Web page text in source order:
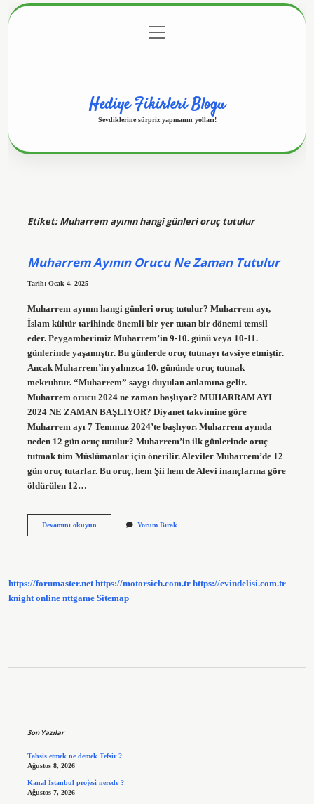
Gizlilik Politikası
menüyü
aç
Hediye Fikirleri Blogu
Sevdiklerine sürpriz yapmanın yolları!
Etiket:Muharrem ayının hangi günleri oruç tutulur
Muharrem Ayının Orucu Ne Zaman Tutulur
Tarih: Ocak 4, 2025
Muharrem ayının hangi günleri oruç tutulur? Muharrem ayı,
İslam kültür tarihinde önemli bir yer tutan bir dönemi temsil
eder. Peygamberimiz Muharrem’in 9-10. günü veya 10-11.
günlerinde yaşamıştır. Bu günlerde oruç tutmayı tavsiye etmiştir.
Ancak Muharrem’in yalnızca 10. gününde oruç tutmak
mekruhtur. “Muharrem” saygı duyulan anlamına gelir.
Muharrem orucu 2024 ne zaman başlıyor? MUHARRAM AYI
2024 NE ZAMAN BAŞLIYOR? Diyanet takvimine göre
Muharrem ayı 7 Temmuz 2024’te başlıyor. Muharrem ayında
neden 12 gün oruç tutulur? Muharrem’in ilk günlerinde oruç
tutmak tüm Müslümanlar için önerilir. Aleviler Muharrem’de 12
gün oruç tutarlar. Bu oruç, hem Şii hem de Alevi inançlarına göre
öldürülen 12…
Devamını okuyunMuharrem
Yorum Bırak
https://forumaster.net https://motorsich.com.tr https://evindelisi.com.tr
knight online nttgame Sitemap
Son Yazılar
Tahsis etmek ne demek Tefsir ?
Ağustos 8, 2026
Kanal İstanbul projesi nerede ?
Ağustos 7, 2026